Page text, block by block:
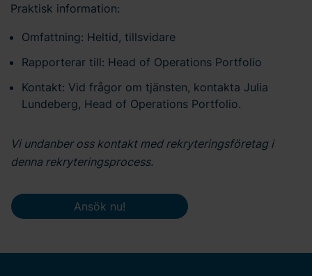
Praktisk information:
Omfattning: Heltid, tillsvidare
Rapporterar till: Head of Operations Portfolio
Kontakt: Vid frågor om tjänsten, kontakta Julia
Lundeberg, Head of Operations Portfolio.
Vi undanber oss kontakt med rekryteringsföretag i
denna rekryteringsprocess.
Ansök nu!